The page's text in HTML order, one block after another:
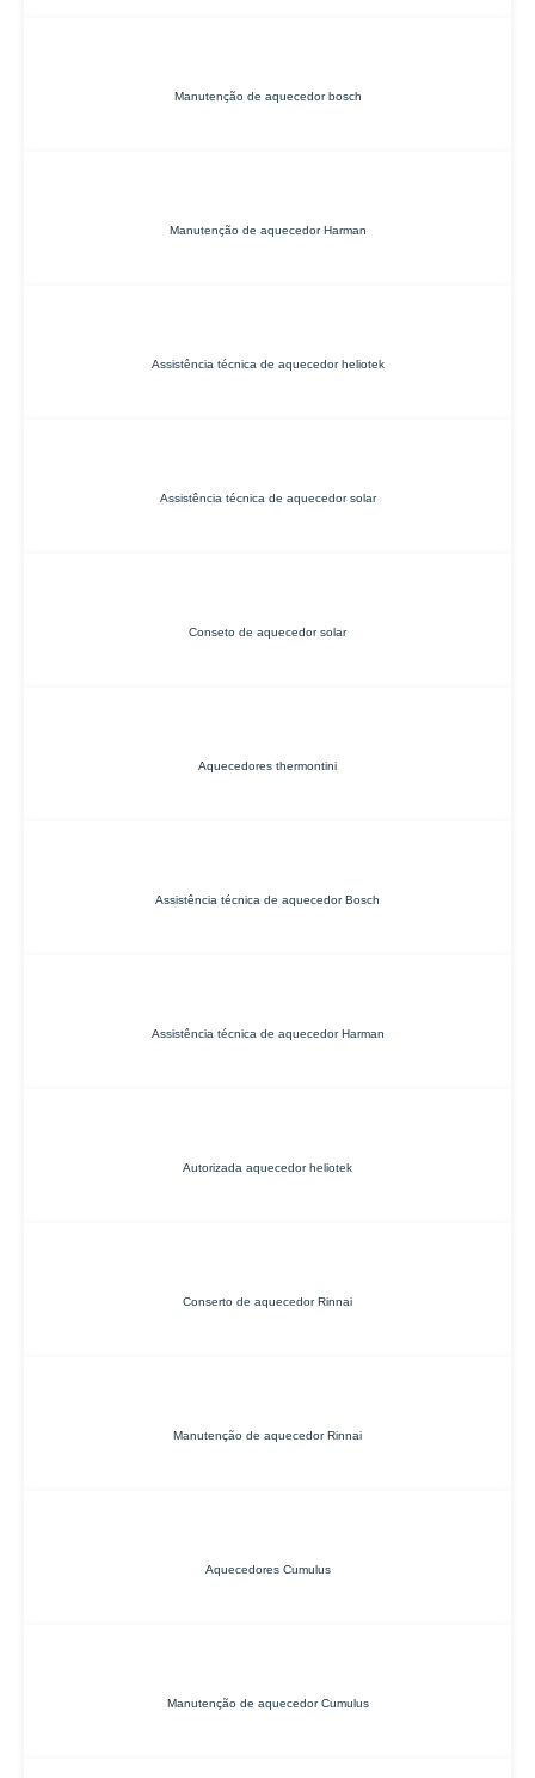
Manutenção de aquecedor bosch
Manutenção de aquecedor Harman
Assistência técnica de aquecedor heliotek
Assistência técnica de aquecedor solar
Conseto de aquecedor solar
Aquecedores thermontini
Assistência técnica de aquecedor Bosch
Assistência técnica de aquecedor Harman
Autorizada aquecedor heliotek
Conserto de aquecedor Rinnai
Manutenção de aquecedor Rinnai
Aquecedores Cumulus
Manutenção de aquecedor Cumulus